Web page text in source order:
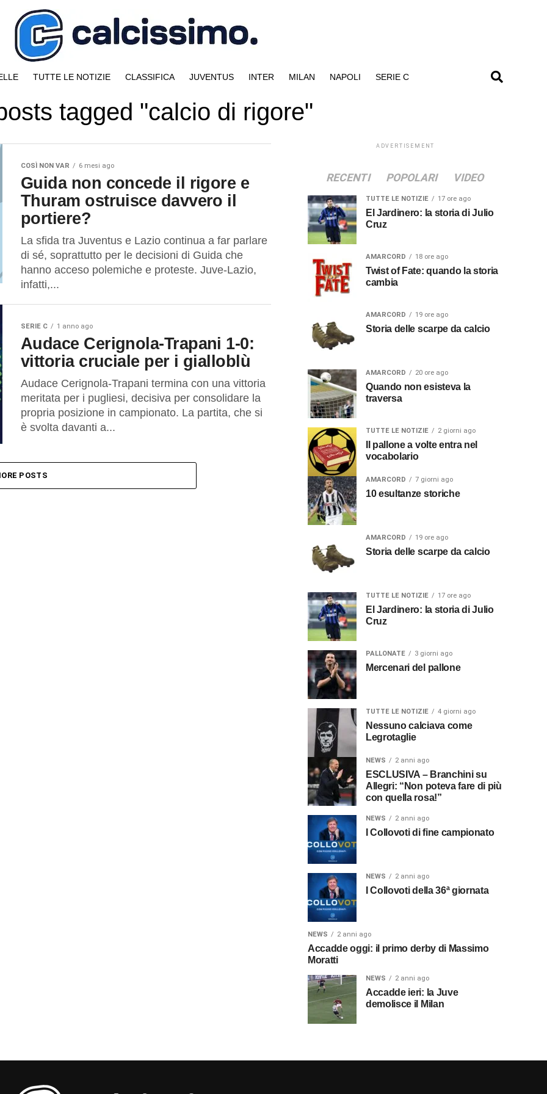
TUTTE LE NOTIZIE CLASSIFICA JUVENTUS INTER MILAN NAPOLI SERIE C
tagged "calcio di rigore"
COSÌ NON VAR 6 mesi ago
Guida non concede il rigore e
Thuram ostruisce davvero il
portiere?
La sfida tra Juventus e Lazio continua a far parlare
di sé, soprattutto per le decisioni di Guida che
hanno acceso polemiche e proteste. Juve-Lazio,
infatti,...
SERIE C 1 anno ago
Audace Cerignola-Trapani 1-0:
vittoria cruciale per i gialloblù
Audace Cerignola-Trapani termina con una vittoria
meritata per i pugliesi, decisiva per consolidare la
propria posizione in campionato. La partita, che si
è svolta davanti a...
POSTS
ADVERTISEMENT
RECENTI POPOLARI VIDEO
TUTTE LE NOTIZIE 17 ore ago
El Jardinero: la storia di Julio
Cruz
AMARCORD 18 ore ago
Twist of Fate: quando la storia
cambia
AMARCORD 19 ore ago
Storia delle scarpe da calcio
AMARCORD 20 ore ago
Quando non esisteva la
traversa
TUTTE LE NOTIZIE 2 giorni ago
Il pallone a volte entra nel
vocabolario
AMARCORD 7 giorni ago
10 esultanze storiche
AMARCORD 19 ore ago
Storia delle scarpe da calcio
TUTTE LE NOTIZIE 17 ore ago
El Jardinero: la storia di Julio
Cruz
PALLONATE 3 giorni ago
Mercenari del pallone
TUTTE LE NOTIZIE 4 giorni ago
Nessuno calciava come
Legrotaglie
NEWS 2 anni ago
ESCLUSIVA – Branchini su
Allegri: “Non poteva fare di più
con quella rosa!”
NEWS 2 anni ago
I Collovoti di fine campionato
NEWS 2 anni ago
I Collovoti della 36ª giornata
NEWS 2 anni ago
Accadde oggi: il primo derby di Massimo
Moratti
NEWS 2 anni ago
Accadde ieri: la Juve
demolisce il Milan